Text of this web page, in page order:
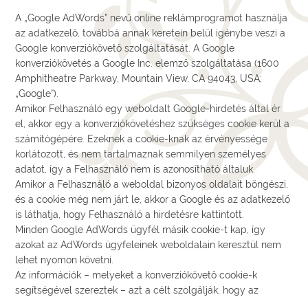
A „Google AdWords” nevű online reklámprogramot használja
az adatkezelő, továbbá annak keretein belül igénybe veszi a
Google konverziókövető szolgáltatását. A Google
konverziókövetés a Google Inc. elemző szolgáltatása (1600
Amphitheatre Parkway, Mountain View, CA 94043, USA;
„Google“).
Amikor Felhasználó egy weboldalt Google-hirdetés által ér
el, akkor egy a konverziókövetéshez szükséges cookie kerül a
számítógépére. Ezeknek a cookie-knak az érvényessége
korlátozott, és nem tartalmaznak semmilyen személyes
adatot, így a Felhasználó nem is azonosítható általuk.
Amikor a Felhasználó a weboldal bizonyos oldalait böngészi,
és a cookie még nem járt le, akkor a Google és az adatkezelő
is láthatja, hogy Felhasználó a hirdetésre kattintott.
Minden Google AdWords ügyfél másik cookie-t kap, így
azokat az AdWords ügyfeleinek weboldalain keresztül nem
lehet nyomon követni.
Az információk – melyeket a konverziókövető cookie-k
segítségével szereztek – azt a célt szolgálják, hogy az